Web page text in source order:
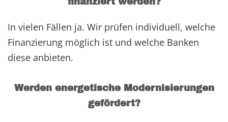
In vielen Fällen ja. Wir prüfen individuell, welche
Finanzierung möglich ist und welche Banken
diese anbieten.
Werden energetische Modernisierungen
gefördert?